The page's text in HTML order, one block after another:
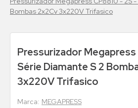
Bombas 2x2Cv 3x220V Trifasico
Pressurizador Megapress
Série Diamante S 2
3x220V Trifasico
MEGAPRESS